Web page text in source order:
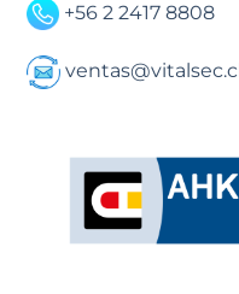
+56 2 2417 8808
ventas@vitalsec.cl